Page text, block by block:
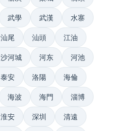
武學 武漢 水寨
汕尾 汕頭 江油
沙河城 河东 河池
泰安 洛陽 海倫
海波 海門 淄博
淮安 深圳 清遠